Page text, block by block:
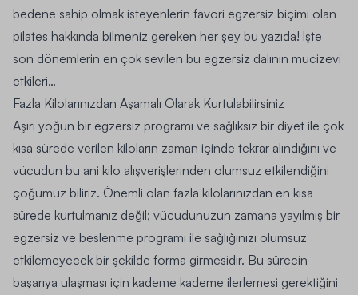
bedene sahip olmak isteyenlerin favori egzersiz biçimi olan
pilates hakkında bilmeniz gereken her şey bu yazıda! İşte
son dönemlerin en çok sevilen bu egzersiz dalının mucizevi
etkileri…
Fazla Kilolarınızdan Aşamalı Olarak Kurtulabilirsiniz
Aşırı yoğun bir egzersiz programı ve sağlıksız bir diyet ile çok
kısa sürede verilen kiloların zaman içinde tekrar alındığını ve
vücudun bu ani kilo alışverişlerinden olumsuz etkilendiğini
çoğumuz biliriz. Önemli olan fazla kilolarınızdan en kısa
sürede kurtulmanız değil; vücudunuzun zamana yayılmış bir
egzersiz ve beslenme programı ile sağlığınızı olumsuz
etkilemeyecek bir şekilde forma girmesidir. Bu sürecin
başarıya ulaşması için kademe kademe ilerlemesi gerektiğini